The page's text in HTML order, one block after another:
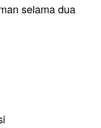
selama dua